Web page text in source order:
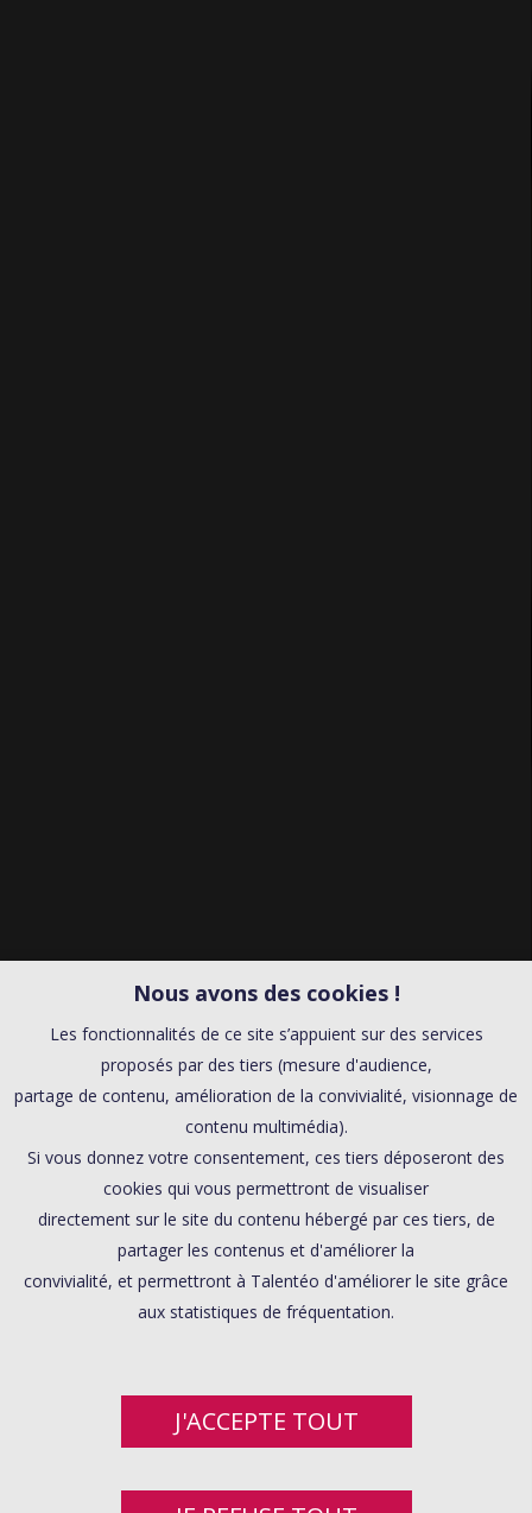
Nous avons des cookies !
Les fonctionnalités de ce site s’appuient sur des services
proposés par des tiers (mesure d'audience,
partage de contenu, amélioration de la convivialité, visionnage de
contenu multimédia).
Si vous donnez votre consentement, ces tiers déposeront des
cookies qui vous permettront de visualiser
directement sur le site du contenu hébergé par ces tiers, de
partager les contenus et d'améliorer la
convivialité, et permettront à Talentéo d'améliorer le site grâce
aux statistiques de fréquentation.
J'ACCEPTE TOUT